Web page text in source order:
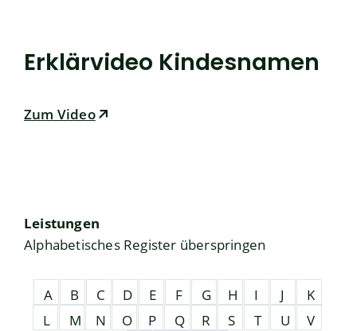
Erklärvideo Kindesnamen
Zum Video
Leistungen
Alphabetisches Register überspringen
A B C D E F G H I J
K
L
M N O P Q R S T U
V